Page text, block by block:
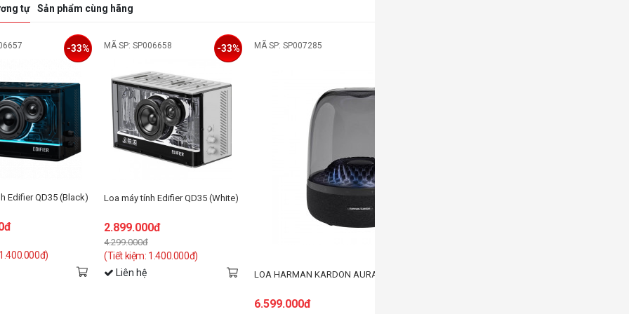
của bạn nếu bạn thích
tự Sản phẩm cùng hãng
Edifier QD35 (Black)
-33% MÃ SP: SP006658
Loa máy tính Edifier QD35 (White)
2.899.000đ
4.299.000đ
(Tiết kiệm: 1.400.000đ)
-33%
Liên hệ
MÃ SP: SP007285
LOA HARMAN KARDON AURA STUDIO 4 - MÀU ĐEN
6.599.000đ